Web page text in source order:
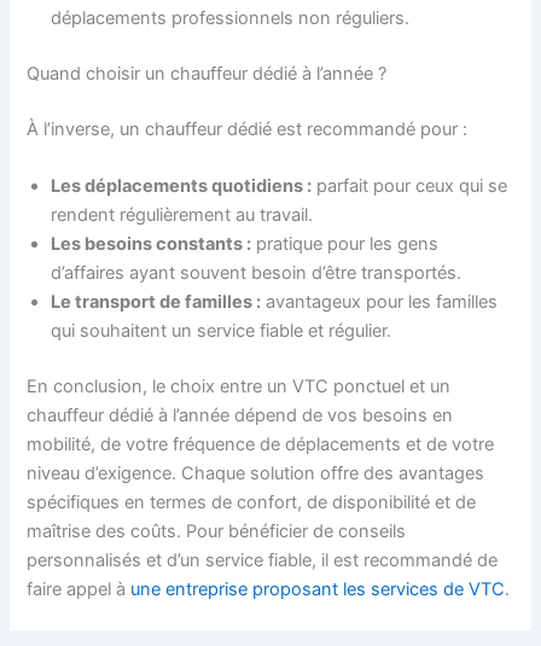
déplacements professionnels non réguliers.
Quand choisir un chauffeur dédié à l’année ?
À l’inverse, un chauffeur dédié est recommandé pour :
Les déplacements quotidiens : parfait pour ceux qui se
rendent régulièrement au travail.
Les besoins constants : pratique pour les gens
d’affaires ayant souvent besoin d’être transportés.
Le transport de familles : avantageux pour les familles
qui souhaitent un service fiable et régulier.
En conclusion, le choix entre un VTC ponctuel et un
chauffeur dédié à l’année dépend de vos besoins en
mobilité, de votre fréquence de déplacements et de votre
niveau d’exigence. Chaque solution offre des avantages
spécifiques en termes de confort, de disponibilité et de
maîtrise des coûts. Pour bénéficier de conseils
personnalisés et d’un service fiable, il est recommandé de
faire appel à une entreprise proposant les services de VTC.